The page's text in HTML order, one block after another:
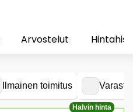
Arvostelut
Ilmainen toimitus
Halvin hinta